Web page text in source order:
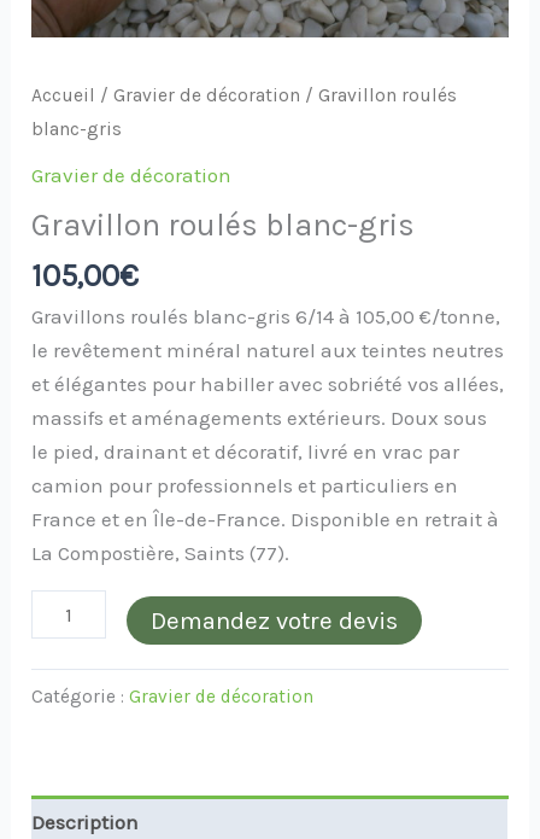
Accueil /Gravier de décoration / Gravillon roulés
blanc-gris
Gravier de décoration
Gravillon roulés blanc-gris
105,00€
Gravillons roulés blanc-gris 6/14 à 105,00 €/tonne,
le revêtement minéral naturel aux teintes neutres
et élégantes pour habiller avec sobriété vos allées,
massifs et aménagements extérieurs. Doux sous
le pied, drainant et décoratif, livré en vrac par
camion pour professionnels et particuliers en
France et en Île-de-France. Disponible en retrait à
La Compostière, Saints (77).
Demandez votre devis
Catégorie :Gravier de décoration
Description